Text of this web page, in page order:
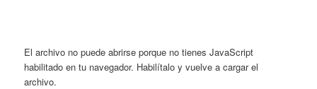
El archivo no puede abrirse porque no tienes JavaScript
habilitado en tu navegador. Habilítalo y vuelve a cargar el
archivo.